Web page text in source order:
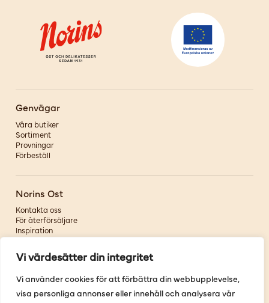
Vi värdesätter din integritet
Vi använder cookies för att förbättra din webbupplevelse,
visa personliga annonser eller innehåll och analysera vår
Genvägar
Våra butiker
Sortiment
Provningar
Förbeställ
Norins Ost
Kontakta oss
För återförsäljare
Inspiration
Om oss
Följ oss
Facebook